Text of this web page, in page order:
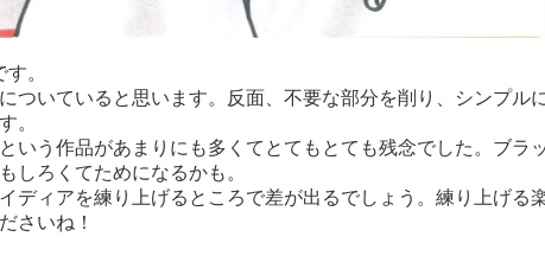
。
いていると思います。反面、不要な部分を削り、シンプル
。
う作品があまりにも多くてとてもとても残念でした。ブラ
しろくてためになるかも。
ディアを練り上げるところで差が出るでしょう。練り上げる
さいね！